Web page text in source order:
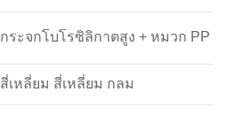
กระจกโบโรซิลิกาตสูง + หมวก PP
สี่เหลี่ยม สี่เหลี่ยม กลม